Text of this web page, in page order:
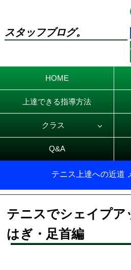
スタッフブログ。
HOME
上達できる指導方法
クラス
Q&A
テニス上達への近道
テニスでシェイプ
はぎ・足首編